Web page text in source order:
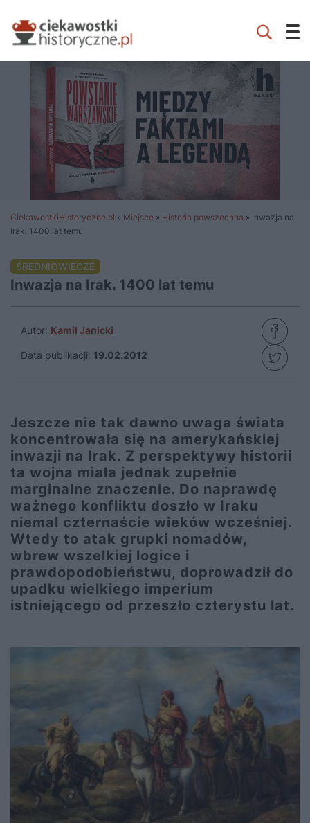
CiekawostkiHistoryczne.pl » Miejsce » Historia powszechna » Inwazja na
Irak. 1400 lat temu
ŚREDNIOWIECZE
Inwazja na Irak. 1400 lat temu
Autor: Kamil Janicki
Data publikacji: 19.02.2012
Jeszcze nie tak dawno uwaga świata
koncentrowała się na amerykańskiej
inwazji na Irak. Z perspektywy historii
ta wojna miała jednak zupełnie
marginalne znaczenie. Do naprawdę
ważnego konfliktu doszło w Iraku
niemal czternaście wieków wcześniej.
Wtedy to atak grupki nomadów,
wbrew wszelkiej logice i
prawdopodobieństwu, doprowadził do
upadku wielkiego imperium
istniejącego od przeszło czterystu lat.